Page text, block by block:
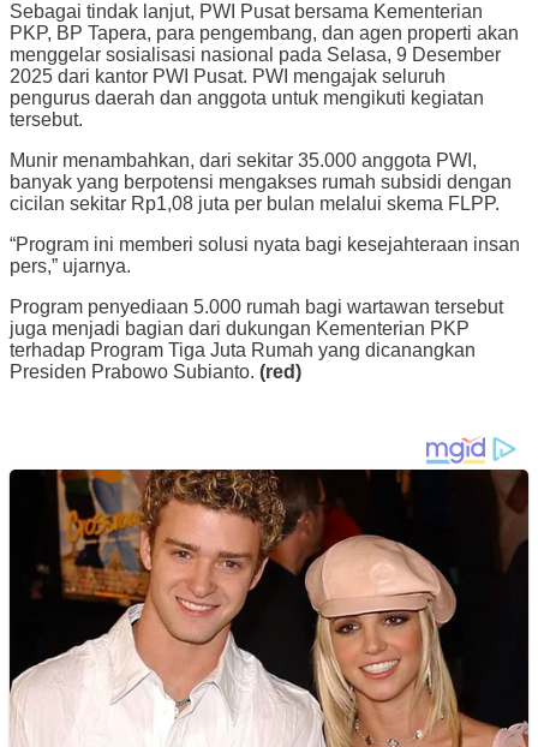
Sebagai tindak lanjut, PWI Pusat bersama Kementerian
PKP, BP Tapera, para pengembang, dan agen properti akan
menggelar sosialisasi nasional pada Selasa, 9 Desember
2025 dari kantor PWI Pusat. PWI mengajak seluruh
pengurus daerah dan anggota untuk mengikuti kegiatan
tersebut.
Munir menambahkan, dari sekitar 35.000 anggota PWI,
banyak yang berpotensi mengakses rumah subsidi dengan
cicilan sekitar Rp1,08 juta per bulan melalui skema FLPP.
“Program ini memberi solusi nyata bagi kesejahteraan insan
pers,” ujarnya.
Program penyediaan 5.000 rumah bagi wartawan tersebut
juga menjadi bagian dari dukungan Kementerian PKP
terhadap Program Tiga Juta Rumah yang dicanangkan
Presiden Prabowo Subianto. (red)